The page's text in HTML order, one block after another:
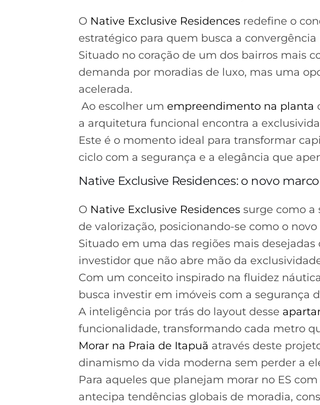
O Native Exclusive Residences redefine o
estratégico para quem busca a
Situado no coração de um dos bairros mais
demanda por moradias de luxo, mas uma
acelerada.
Ao escolher umempreendimento na planta
a arquitetura funcional encontra a
Este é o momento ideal para transformar
ciclo com a segurança e a elegância que
Native Exclusive Residences: o novo
O Native Exclusive Residences surge como a
de valorização, posicionando-se como o
Situado em uma das regiões mais
investidor que não abre mão da
Com um conceito inspirado na fluidez
busca investir em imóveis com a segurança
A inteligência por trás do layout desse
funcionalidade, transformando cada metro
Morar na Praia de Itapuã através deste
dinamismo da vida moderna sem perder a
Para aqueles que planejam morar no ES
antecipa tendências globais de moradia,